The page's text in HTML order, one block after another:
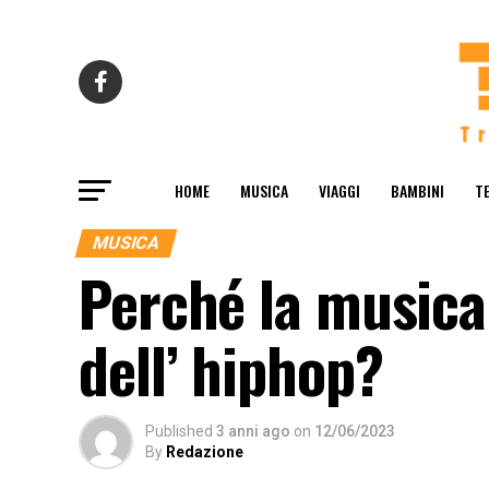
HOME MUSICA VIAGGI BAMBINI
MUSICA
Perché la
dell’ hiphop?
Published 3 anni ago on 12/06/2023
By Redazione